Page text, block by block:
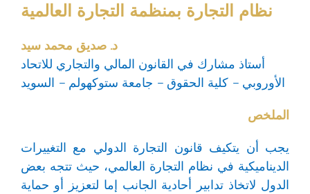
نظام التجارة بمنظمة التجارة العالمية
د. صديق محمد سيد
أستاذ مشارك في القانون المالي والتجاري للاتحاد
الأوروبي – كلية الحقوق – جامعة ستوكهولم – السويد
الملخص
يجب أن يتكيف قانون التجارة الدولي مع التغييرات
الديناميكية في نظام التجارة العالمي، حيث تتجه بعض
الدول لاتخاذ تدابير أحادية الجانب إما لتعزيز أو حماية